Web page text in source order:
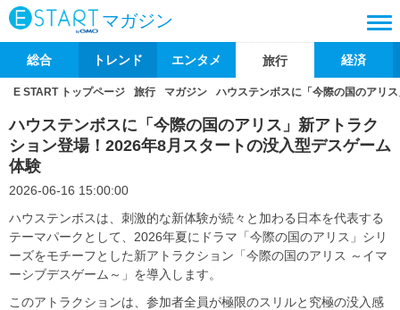
マガジン
総合 トレンド エンタメ 旅行 経済
E START トップページ 旅行 マガジン ハウステンボスに「今際の国のアリ
ハウステンボスに「今際の国のアリス」新アトラク
ション登場！2026年8月スタートの没入型デスゲーム
体験
2026-06-16 15:00:00
ハウステンボスは、刺激的な新体験が続々と加わる日本を代表する
テーマパークとして、2026年夏にドラマ「今際の国のアリス」シリ
ーズをモチーフとした新アトラクション「今際の国のアリス ～イマ
ーシブデスゲーム～」を導入します。
このアトラクションは、参加者全員が極限のスリルと究極の没入感